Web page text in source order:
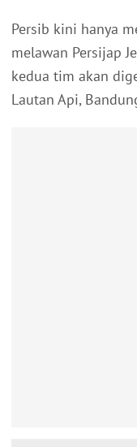
Persib kini hanya
melawan Persijap
kedua tim akan
Lautan Api,